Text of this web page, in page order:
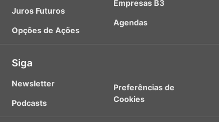
Juros Futuros
Opções de Ações
Empresas B3
Agendas
Siga
Newsletter
Podcasts
Preferências de
Cookies